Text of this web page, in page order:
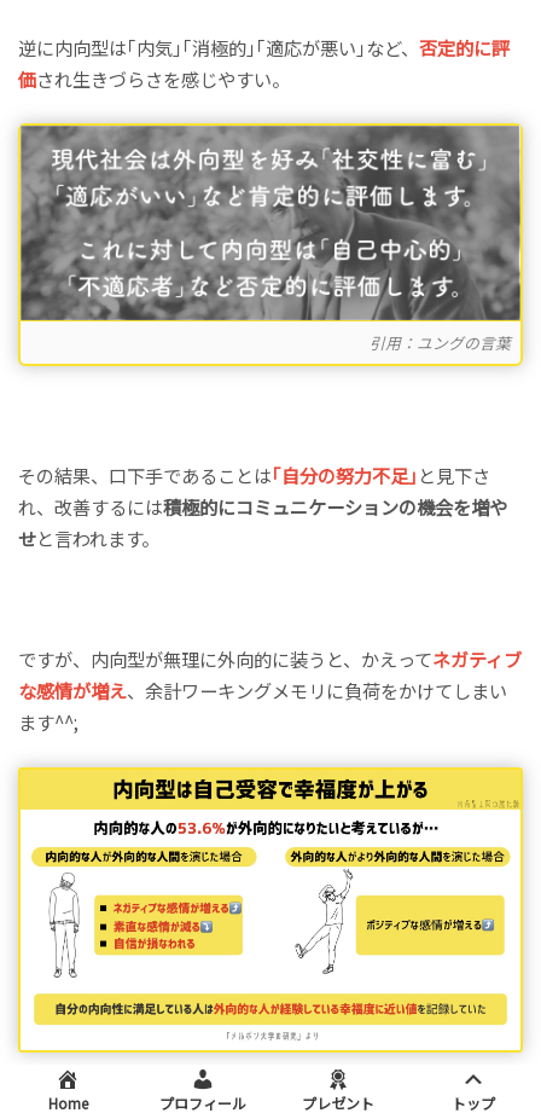
逆に内向型は｢内気｣｢消極的｣｢適応が悪い｣など、否定的に評
価され生きづらさを感じやすい。
引用：ユングの言葉
その結果、口下手であることは｢自分の努力不足｣ と見下さ
れ、改善するには積極的にコミュニケーションの機会を増や
せと言われます。
ですが、内向型が無理に外向的に装うと、かえってネガティブ
な感情が増え、余計ワーキングメモリに負荷をかけてしまい
ます^^;
Home プロフィール プレゼント トップ